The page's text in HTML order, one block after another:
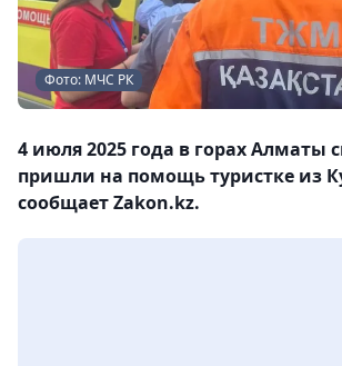
Фото: МЧС РК
4 июля 2025 года в горах Алматы
пришли на помощь туристке из
сообщает Zakon.kz.